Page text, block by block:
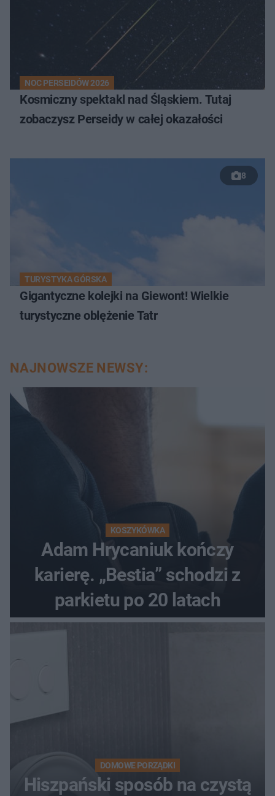
NOC PERSEIDÓW 2026
Kosmiczny spektakl nad Śląskiem. Tutaj
zobaczysz Perseidy w całej okazałości
8
TURYSTYKA GÓRSKA
Gigantyczne kolejki na Giewont! Wielkie
turystyczne oblężenie Tatr
NAJNOWSZE NEWSY:
KOSZYKÓWKA
Adam Hrycaniuk kończy
karierę. „Bestia” schodzi z
parkietu po 20 latach
DOMOWE PORZĄDKI
Hiszpański sposób na czystą